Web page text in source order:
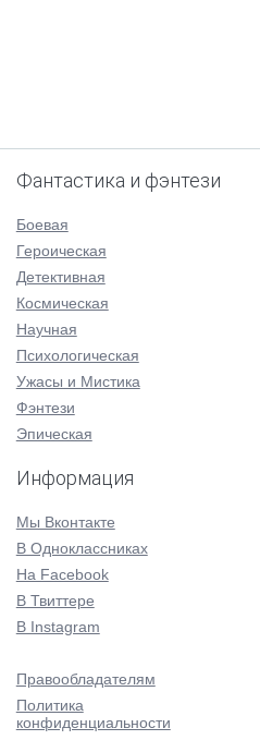
Фантастика и фэнтези
Боевая
Героическая
Детективная
Космическая
Научная
Психологическая
Ужасы и Мистика
Фэнтези
Эпическая
Информация
Мы Вконтакте
В Одноклассниках
На Facebook
В Твиттере
В Instagram
Правообладателям
Политика
конфиденциальности